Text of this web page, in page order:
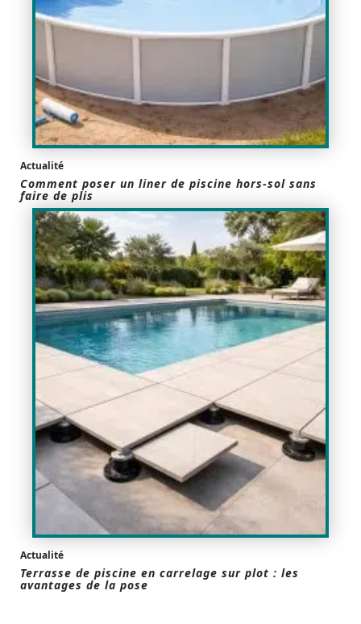
Actualité
Comment poser un liner de piscine hors-sol sans
faire de plis
Actualité
Terrasse de piscine en carrelage sur plot : les
avantages de la pose